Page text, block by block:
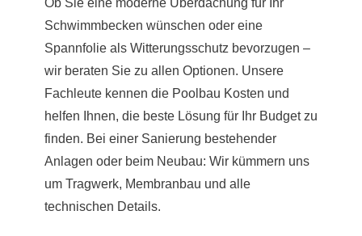
Ob Sie eine moderne Überdachung für Ihr
Schwimmbecken wünschen oder eine
Spannfolie als Witterungsschutz bevorzugen –
wir beraten Sie zu allen Optionen. Unsere
Fachleute kennen die Poolbau Kosten und
helfen Ihnen, die beste Lösung für Ihr Budget zu
finden. Bei einer Sanierung bestehender
Anlagen oder beim Neubau: Wir kümmern uns
um Tragwerk, Membranbau und alle
technischen Details.